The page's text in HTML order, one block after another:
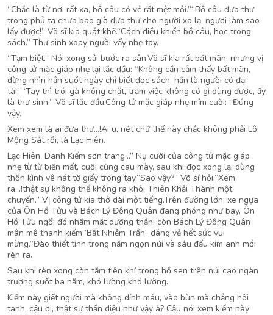
“Chắc là từ nơi rất xa, bồ câu có vẻ rất mệt mỏi.”“Bồ câu đưa thư
trong phủ ta chưa bao giờ đưa thư cho người xa lạ, ngươi làm sao
lấy được!” Võ sĩ kia quát khẽ.“Cách điều khiển bồ câu, học trong
sách.” Thư sinh xoay người vẩy nhẹ tay.
“Tạm biệt.” Nói xong sải bước ra sân.Võ sĩ kia rất bất mãn, nhưng vị
công tử mặc giáp nhẹ lại lắc đầu: “Không cần cảm thấy bất mãn,
đừng nhìn hắn suốt ngày chỉ biết đọc sách, hắn là người có đại
tài.”“Tay thì trói gà không chặt, trăm việc không có gì dùng được, ấy
là thư sinh.” Võ sĩ lắc đầu.Công tử mặc giáp nhẹ mỉm cười: “Đúng
vậy.
Xem xem là ai đưa thư…!Ai u, nét chữ thế này chắc không phải Lôi
Mộng Sát rồi, là Lạc Hiên.
Lạc Hiên, Danh Kiếm sơn trang…” Nụ cười của công tử mặc giáp
nhẹ từ từ biến mất, cuối cùng cau mày, sau khi đọc xong lại dùng
thốn kình vê nát tờ giấy trong tay.“Sao vậy?” Võ sĩ hỏi.“Xem
ra…!thật sự không thể không ra khỏi Thiên Khải Thành một
chuyến.” Vị công tử kia thở dài một tiếng.Trên đường lớn, xe ngựa
của Ôn Hồ Tửu và Bách Lý Đông Quân đang phóng như bay, Ôn
Hồ Tửu ngồi đó nhắm mắt dưỡng thần, còn Bách Lý Đông Quân
mân mê thanh kiếm ‘Bất Nhiễm Trần’, dáng vẻ hết sức vui
mừng.“Đào thiết tinh trong năm ngọn núi và sáu đấu kim anh mới
rèn ra.
Sau khi rèn xong còn tắm tiên khí trong hồ sen trên núi cao ngàn
trượng suốt ba năm, khó lường khó lường.
Kiếm này giết người mà không dính máu, vào bùn mà chẳng hôi
tanh, cậu ơi, thật sự thần diệu như vậy à? Cậu nói xem kiếm này